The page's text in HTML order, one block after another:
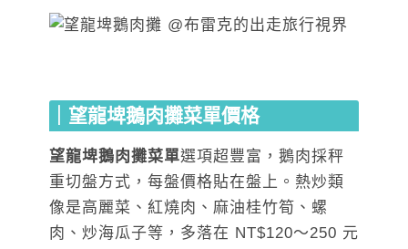
｜望龍埤鵝肉攤菜單價格
望龍埤鵝肉攤菜單選項超豐富，鵝肉採秤
重切盤方式，每盤價格貼在盤上。熱炒類
像是高麗菜、紅燒肉、麻油桂竹筍、螺
肉、炒海瓜子等，多落在 NT$120～250 元